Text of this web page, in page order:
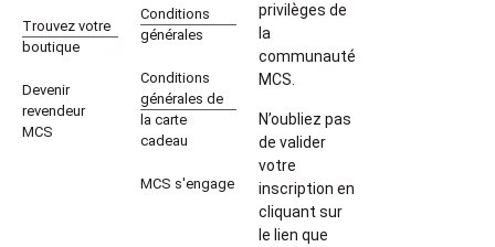
Trouvez votre
boutique
Devenir
revendeur
MCS
Conditions
générales
Conditions
générales de
la carte
cadeau
MCS s'engage
privilèges de
la
communauté
MCS.
N’oubliez pas
de valider
votre
inscription en
cliquant sur
le lien que